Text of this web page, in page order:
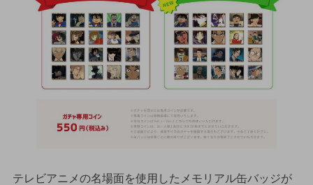
テレビアニメの名場面を使用したメモリアル缶バッジが